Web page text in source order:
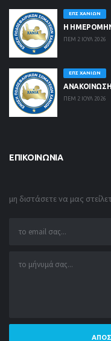
ΕΠΣ ΧΑΝΊΩΝ
Η
ΠΕΜ 2 ΙΟΥΛ 2026
ΕΠΣ ΧΑΝΊΩΝ
ΑΝΑΚΟΙΝΩΣΗ
ΠΕΜ 2 ΙΟΥΛ 2026
ΕΠΙΚΟΙΝΩΝΊΑ
μη διστάσετε να μας